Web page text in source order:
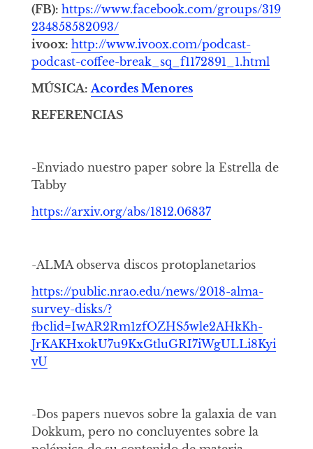
(FB): https://www.facebook.com/groups/319
234858582093/
ivoox: http://www.ivoox.com/podcast-
podcast-coffee-break_sq_f1172891_1.html
MÚSICA: Acordes Menores
REFERENCIAS
-Enviado nuestro paper sobre la Estrella de
Tabby
https://arxiv.org/abs/1812.06837
-ALMA observa discos protoplanetarios
https://public.nrao.edu/news/2018-alma-
survey-disks/?
fbclid=IwAR2Rm1zfOZHS5wle2AHkKh-
JrKAKHxokU7u9KxGtluGRI7iWgULLi8Kyi
vU
-Dos papers nuevos sobre la galaxia de van
Dokkum, pero no concluyentes sobre la